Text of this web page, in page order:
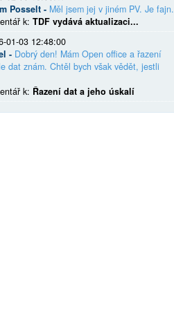
Posselt - Měl jsem jej v jiném PV. Je fajn.
k: TDF vydává aktualizaci...
01-03 12:48:00
- Dobrý den! Mám Open office a řazení
dat znám. Chtěl bych však vědět, jestli
k: Řazení dat a jeho úskalí